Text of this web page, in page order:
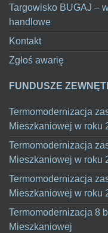
Targowisko BUGAJ –
handlowe
Kontakt
Zgłoś awarię
FUNDUSZE
Termomodernizacja
Mieszkaniowej w roku
Termomodernizacja
Mieszkaniowej w roku
Termomodernizacja
Mieszkaniowej w roku
Termomodernizacja 8
Mieszkaniowej